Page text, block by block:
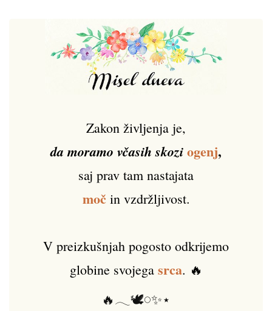
Zakon življenja je,
da moramo včasih skoziogenj,
saj prav tam nastajata
močin vzdržljivost.
V preizkušnjah pogosto odkrijemo
globine svojega srca. 🔥
🔥𓂃🕊️𓏸✨⋆